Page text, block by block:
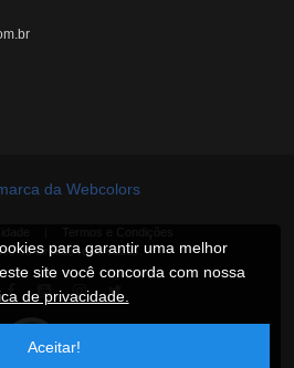
os direitos reservados.
para garantir uma melhor
site você concorda com nossa
de privacidade.
Aceitar!